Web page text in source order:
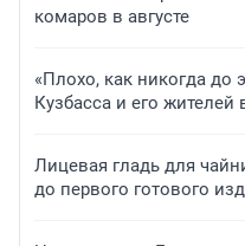
комаров в августе
«Плохо, как никогда до
Кузбасса и его жителей
Лицевая гладь для
до первого готового